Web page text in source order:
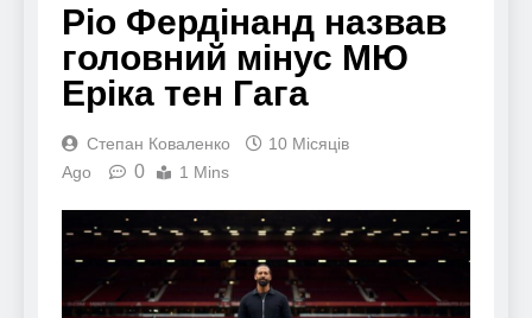
Ріо Фердінанд назвав
головний мінус МЮ
Еріка тен Гага
Степан Коваленко
10 Місяців
Ago
0 1 Mins